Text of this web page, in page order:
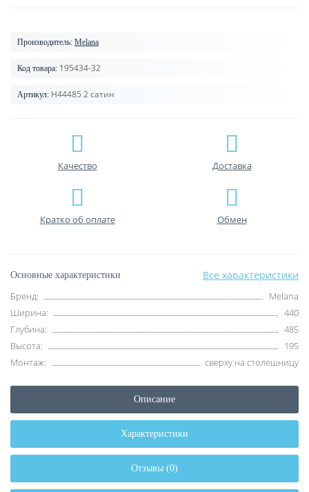
Производитель: Melana
Код товара: 195434-32
Артикул: H44485 2 сатин
Качество Доставка
Кратко об оплате Обмен
Основные характеристики Все характеристики
Бренд:
Melana
Ширина:
440
Глубина:
485
Высота:
195
Монтаж:
сверху на столешницу
Описание
Характеристики
Отзывы (0)